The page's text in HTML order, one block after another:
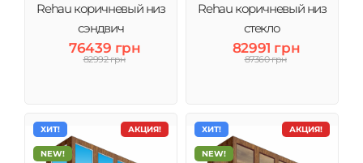
Rehau коричневый низ
сэндвич
76439 грн
82992 грн
Rehau коричневый низ
стекло
82991 грн
87360 грн
АКЦИЯ!
ХИТ!
NEW!
АКЦИЯ!
ХИТ!
NEW!